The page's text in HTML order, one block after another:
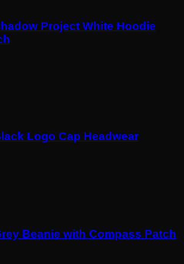
Project White Hoodie
Logo Cap Headwear
Beanie with Compass Patch